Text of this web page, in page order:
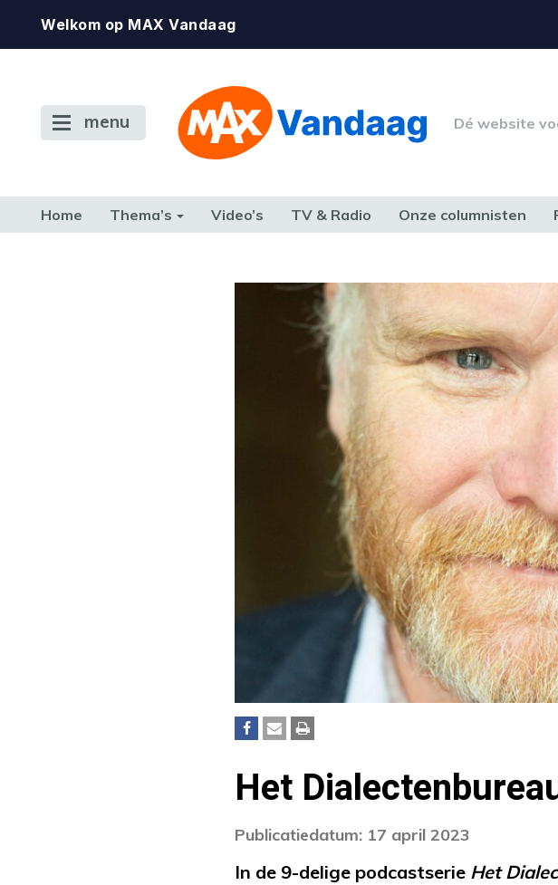
Welkom op MAX Vandaag
menu Dé website
Home Thema’s Video’s TV & Radio Onze columnisten
Het
Publicatiedatum: 17 april 2023
In de 9-delige podcastserie Het